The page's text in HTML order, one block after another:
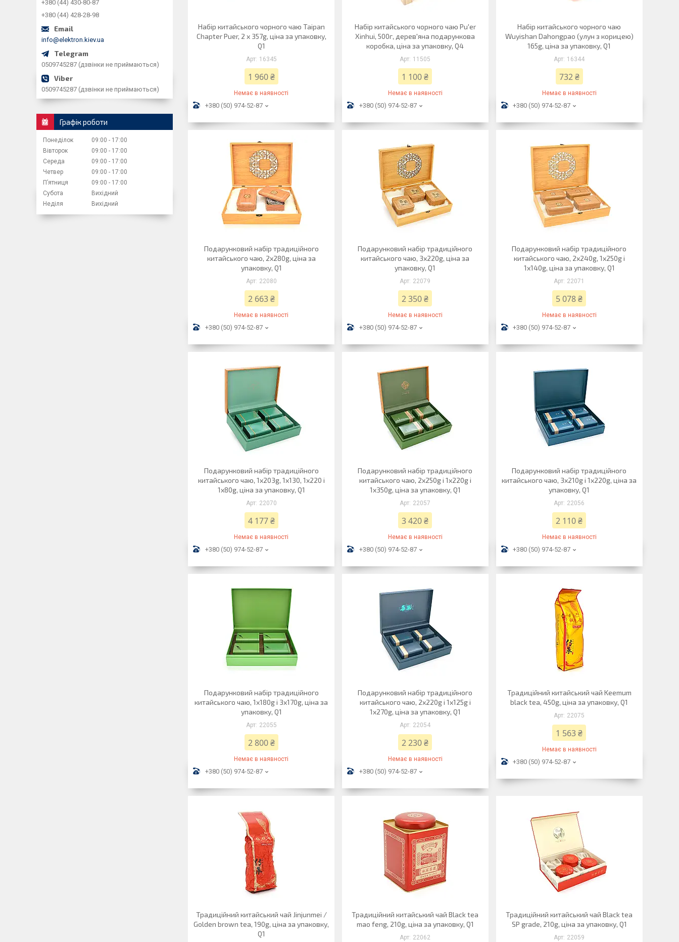
Набір китайського чорного чаю Taipan
Chapter Puer, 2 x 357g, ціна за упаковку,
Q1
16345
1 960 ₴
Немає в наявності
+380 (50) 974-52-87
Набір китайського чорного чаю Pu'er
Xinhui, 500г, дерев'яна подарункова
коробка, ціна за упаковку, Q4
11505
1 100 ₴
Немає в наявності
+380 (50) 974-52-87
Набір китайського чорного чаю
Wuyishan Dahongpao (улун з корицею)
165g, ціна за упаковку, Q1
16344
732 ₴
Немає в наявності
+380 (50) 974-52-87
Подарунковий набір традиційного
китайського чаю, 2х280g, ціна за
упаковку, Q1
22080
2 663 ₴
Немає в наявності
+380 (50) 974-52-87
Подарунковий набір традиційного
китайського чаю, 3х220g, ціна за
упаковку, Q1
22079
2 350 ₴
Немає в наявності
+380 (50) 974-52-87
Подарунковий набір традиційного
китайського чаю, 2х240g, 1х250g і
1х140g, ціна за упаковку, Q1
22071
5 078 ₴
Немає в наявності
+380 (50) 974-52-87
Подарунковий набір традиційного
китайського чаю, 1х203g, 1х130, 1х220 і
1х80g, ціна за упаковку, Q1
22070
4 177 ₴
Немає в наявності
+380 (50) 974-52-87
Подарунковий набір традиційного
китайського чаю, 2х250g і 1х220g і
1х350g, ціна за упаковку, Q1
22057
3 420 ₴
Немає в наявності
+380 (50) 974-52-87
Подарунковий набір традиційного
китайського чаю, 3х210g і 1х220g, ціна за
упаковку, Q1
22056
2 110 ₴
Немає в наявності
+380 (50) 974-52-87
Подарунковий набір традиційного
китайського чаю, 1х180g і 3х170g, ціна за
упаковку, Q1
22055
2 800 ₴
Немає в наявності
+380 (50) 974-52-87
Подарунковий набір традиційного
китайського чаю, 2х220g і 1х125g і
1х270g, ціна за упаковку, Q1
22054
2 230 ₴
Немає в наявності
+380 (50) 974-52-87
Традиційний китайський чай Keemum
black tea, 450g, ціна за упаковку, Q1
22075
1 563 ₴
Немає в наявності
+380 (50) 974-52-87
Традиційний китайський чай Jinjunmei /
Golden brown tea, 190g, ціна за упаковку,
Q1
Традиційний китайський чай Black tea
mao feng, 210g, ціна за упаковку, Q1
22062
Традиційний китайський чай Black tea
SP grade, 210g, ціна за упаковку, Q1
22059
+380 (44) 430-80-87
+380 (44) 428-28-98
info@elektron.kiev.ua
0509745287 (дзвінки не приймаються)
0509745287 (дзвінки не приймаються)
Графік роботи
Понеділок 09:00
17:00
Вівторок
09:00
17:00
Середа
09:00
17:00
Четвер
09:00
17:00
Пʼятниця
09:00
17:00
Субота
Вихідний
Неділя
Вихідний